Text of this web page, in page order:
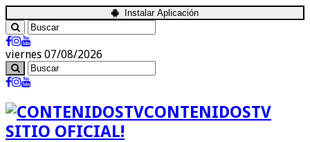
Instalar Aplicación
viernes 07/08/2026
CONTENIDOSTV
SITIO OFICIAL!